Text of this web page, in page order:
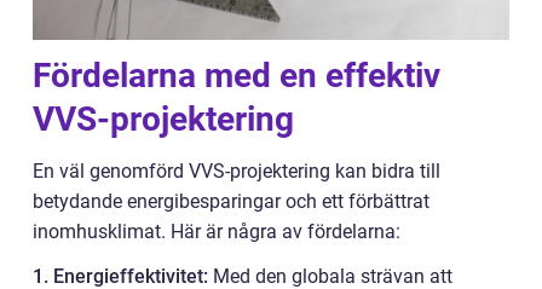
Fördelarna med en effektiv
VVS-projektering
En väl genomförd VVS-projektering kan bidra till
betydande energibesparingar och ett förbättrat
inomhusklimat. Här är några av fördelarna:
1. Energieffektivitet: Med den globala strävan att